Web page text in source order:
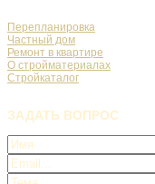
Перепланировка
Частный дом
Ремонт в квартире
О стройматериалах
Стройкаталог
ЗАДАТЬ ВОПРОС